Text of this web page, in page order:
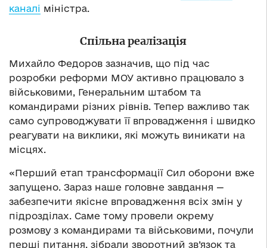
каналі міністра.
Спільна реалізація
Михайло Федоров зазначив, що під час
розробки реформи МОУ активно працювало з
військовими, Генеральним штабом та
командирами різних рівнів. Тепер важливо так
само супроводжувати її впровадження і швидко
реагувати на виклики, які можуть виникати на
місцях.
«Перший етап трансформації Сил оборони вже
запущено. Зараз наше головне завдання —
забезпечити якісне впровадження всіх змін у
підрозділах. Саме тому провели окрему
розмову з командирами та військовими, почули
перші питання, зібрали зворотний зв’язок та